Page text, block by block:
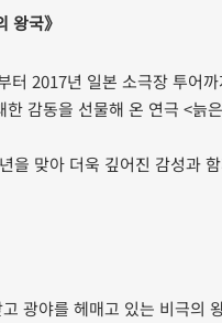
왕국》
터 2017년 일본 소극장 투어까
한 감동을 선물해 온 연극 <늙
을 맞아 더욱 깊어진 감성과
광야를 헤매고 있는 비극의